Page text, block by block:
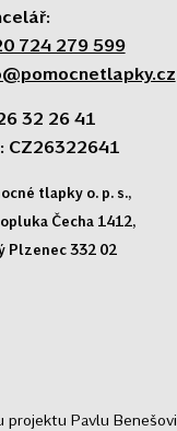
724 279 599
32 26 41
CZ26322641
tlapky o. p. s.,
Čecha 1412,
Plzenec 332 02
projektu Pavlu Benešovi